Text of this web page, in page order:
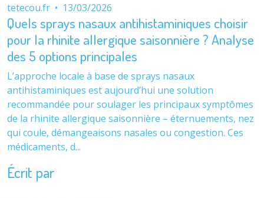
tetecou.fr • 13/03/2026
Quels sprays nasaux antihistaminiques choisir
pour la rhinite allergique saisonnière ? Analyse
des 5 options principales
L’approche locale à base de sprays nasaux
antihistaminiques est aujourd’hui une solution
recommandée pour soulager les principaux symptômes
de la rhinite allergique saisonnière – éternuements, nez
qui coule, démangeaisons nasales ou congestion. Ces
médicaments, d...
Écrit par